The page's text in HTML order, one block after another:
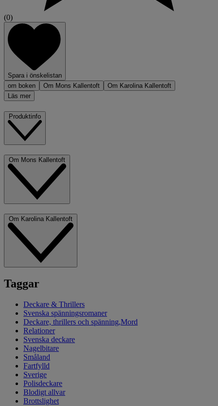
(0)
Spara i önskelistan
om boken
Om Mons Kallentoft
Om Karolina Kallentoft
Läs mer
Taggar
Deckare & Thrillers
Svenska spänningsromaner
Deckare, thrillers och spänning,Mord
Relationer
Svenska deckare
Nagelbitare
Småland
Fartfylld
Sverige
Polisdeckare
Blodigt allvar
Brottslighet